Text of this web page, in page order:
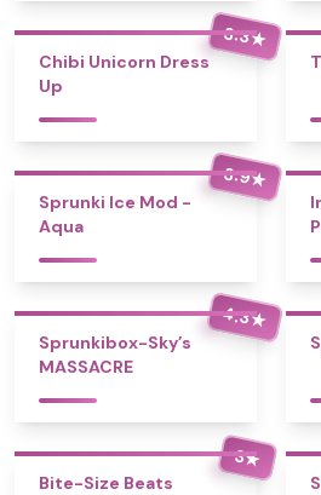
3.3★
Chibi Unicorn Dress
Up
3.9★
Sprunki Ice Mod -
Aqua
4.3★
Sprunkibox-Sky’s
MASSACRE
3★
Bite-Size Beats